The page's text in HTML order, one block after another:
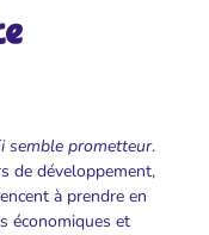
semble prometteur.
de développement,
à prendre en
économiques et